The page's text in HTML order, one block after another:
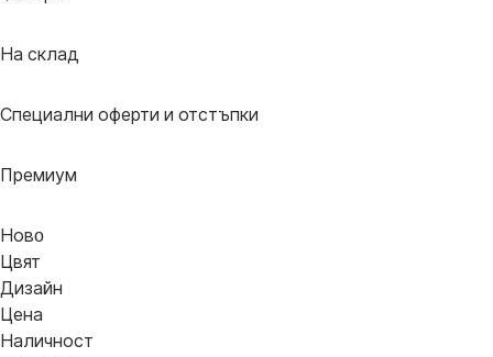
На склад
Специални оферти и отстъпки
Премиум
Новo
Цвят
Дизайн
Цена
Наличност